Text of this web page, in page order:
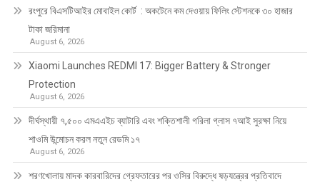
রংপুরে বিএসটিআইর মোবাইল কোর্ট : অকটেনে কম দেওয়ায় ফিলিং স্টেশনকে ৩০ হাজার
টাকা জরিমানা
August 6, 2026
Xiaomi Launches REDMI 17: Bigger Battery & Stronger
Protection
August 6, 2026
দীর্ঘস্থায়ী ৭,৫০০ এমএএইচ ব্যাটারি এবং শক্তিশালী গরিলা গ্লাস ৭আই সুরক্ষা নিয়ে
শাওমি উন্মোচন করল নতুন রেডমি ১৭
August 6, 2026
শরণখোলায় মাদক কারবারিদের গ্রেফতারের পর ওসির বিরুদ্ধে ষড়যন্ত্রের প্রতিবাদে